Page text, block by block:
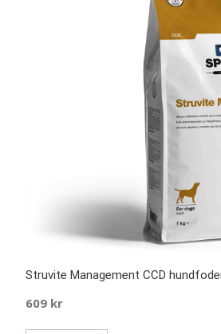
Struvite Management CCD
609 kr